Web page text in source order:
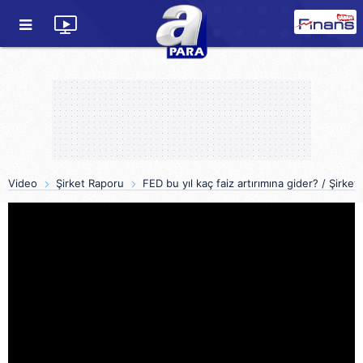
Video Şirket Raporu FED bu yıl kaç faiz artırımına gider? /